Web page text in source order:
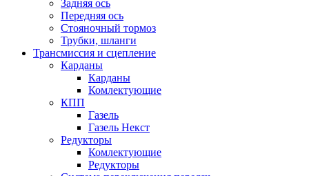
Задняя ось
Передняя ось
Стояночный тормоз
Трубки, шланги
Трансмиссия и сцепление
Карданы
Карданы
Комлектующие
КПП
Газель
Газель Некст
Редукторы
Комлектующие
Редукторы